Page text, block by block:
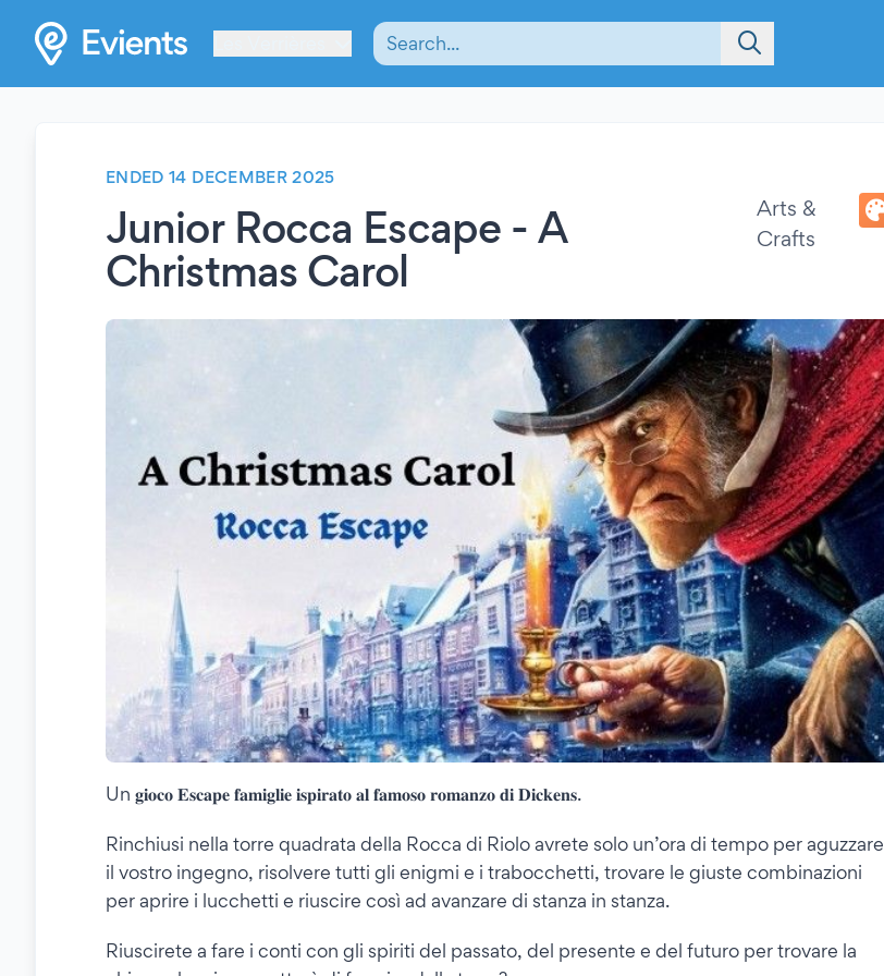
ENDED 14 DECEMBER 2025
Junior Rocca Escape - A
Christmas Carol
Arts &
Crafts
Un 𝐠𝐢𝐨𝐜𝐨 𝐄𝐬𝐜𝐚𝐩𝐞 𝐟𝐚𝐦𝐢𝐠𝐥𝐢𝐞 𝐢𝐬𝐩𝐢𝐫𝐚𝐭𝐨 𝐚𝐥 𝐟𝐚𝐦𝐨𝐬𝐨 𝐫𝐨𝐦𝐚𝐧𝐳𝐨 𝐝𝐢 𝐃𝐢𝐜𝐤𝐞𝐧𝐬.
Rinchiusi nella torre quadrata della Rocca di Riolo avrete solo un’ora di tempo per aguzzare
il vostro ingegno, risolvere tutti gli enigmi e i trabocchetti, trovare le giuste combinazioni
per aprire i lucchetti e riuscire così ad avanzare di stanza in stanza.
Riuscirete a fare i conti con gli spiriti del passato, del presente e del futuro per trovare la